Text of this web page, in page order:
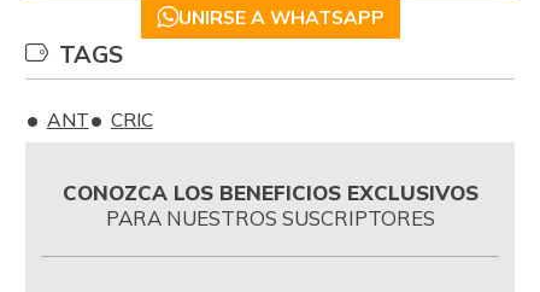
UNIRSE A WHATSAPP
TAGS
ANT CRIC
CONOZCA LOS BENEFICIOS EXCLUSIVOS
PARA NUESTROS SUSCRIPTORES